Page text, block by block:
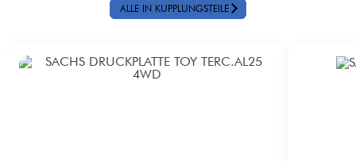
ALLE IN KUPPLUNGSTEILE